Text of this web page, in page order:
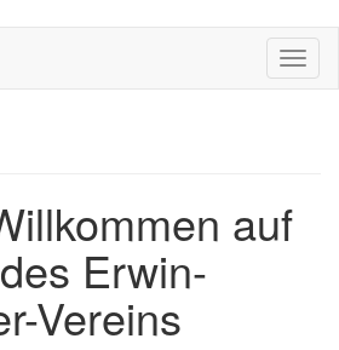
auf
Erwin-
Vereins